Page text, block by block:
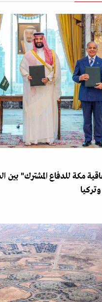
مكة للدفاع المشترك" بين